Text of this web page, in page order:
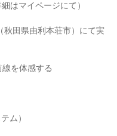
はマイページにて）
秋田県由利本荘市）にて実
を体感する
ム）